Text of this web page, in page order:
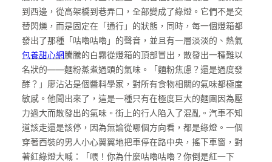
到西邊，從高架橋到巷弄口，全部變成了綠燈。它們不是交
替閃爍，而是固定在「通行」的狀態，同時，每一個燈箱都
發出了那種「咕嚕咕嚕」的聲音，並且有一層淡淡的、熱氣
包養甜心網騰騰的白霧從燈箱的頂部冒出，散發出一種難以
名狀的——麵粉蒸煮過頭的氣味。「麵粉焦慮？還是過度發
酵？」廖沾沾是個醬料學家，對所有食物相關的氣味都極度
敏感。他聞出來了，這是一種只有在極度巨大的麵團因為壓
力過大而散發出的氣味。街上的行人陷入了混亂。汽車不知
道該走還是該停，因為無論從哪個方向看，都是綠燈。一個
穿著西裝的男人小心翼翼地把車停在路中央，搖下車窗，對
著紅綠燈大喊：「喂！你為什麼咕嚕咕嚕？你倒是紅一下